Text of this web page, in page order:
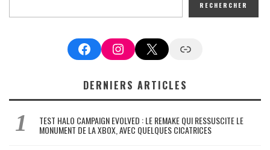
RECHERCHER
FacebookInstagram
X Google News
DERNIERS ARTICLES
TEST HALO CAMPAIGN EVOLVED : LE REMAKE QUI RESSUSCITE LE
MONUMENT DE LA XBOX, AVEC QUELQUES CICATRICES